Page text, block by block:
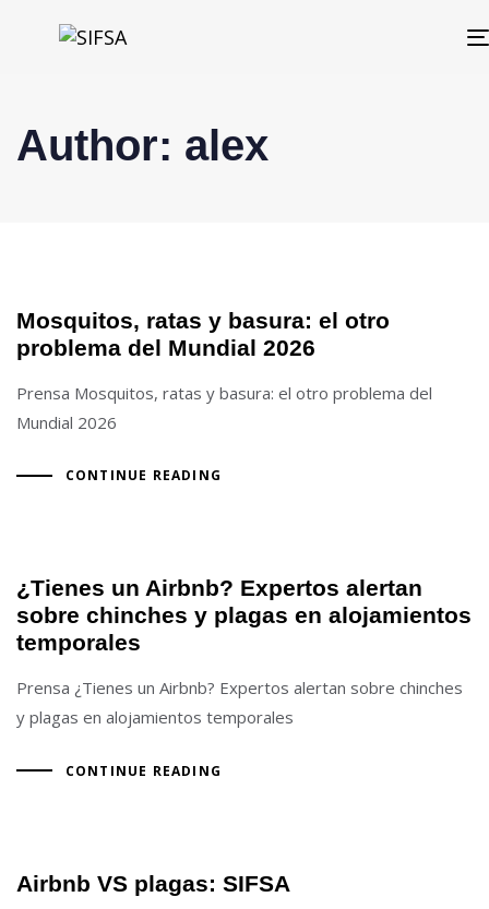
Author: alex
Mosquitos, ratas y basura: el otro
problema del Mundial 2026
Prensa Mosquitos, ratas y basura: el otro problema del
Mundial 2026
CONTINUE READING
¿Tienes un Airbnb? Expertos alertan
sobre chinches y plagas en alojamientos
temporales
Prensa ¿Tienes un Airbnb? Expertos alertan sobre chinches
y plagas en alojamientos temporales
CONTINUE READING
Airbnb VS plagas: SIFSA